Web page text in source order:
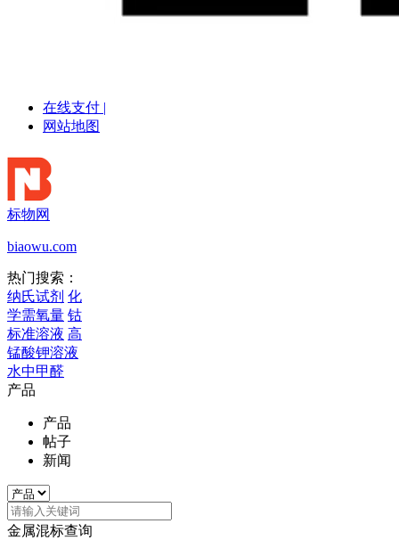
在线支付 |
网站地图
标物网
biaowu.com
热门搜索：
纳氏试剂 化
学需氧量 钴
标准溶液 高
锰酸钾溶液
水中甲醛
产品
产品
帖子
新闻
金属混标查询